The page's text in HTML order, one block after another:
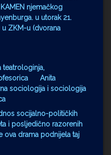
njemačkog
u utorak 21.
u ZKM-u (dvorana
teatrologinja,
Anita
sociologija i sociologija
socijalno-političkih
i posljedično razorenih
ova drama podnijela taj